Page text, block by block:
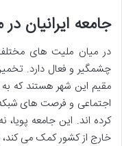
جامعه ایرانیان
در میان ملیت های
چشمگیر و فعال دارد.
مقیم این شهر هستند که
اجتماعی و فرصت های
کرده اند. این جامعه
خارج از کشور کمک می